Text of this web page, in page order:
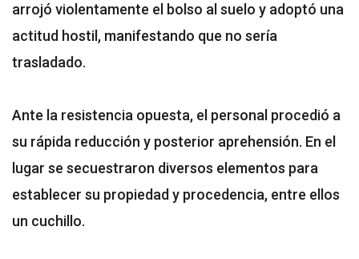
arrojó violentamente el bolso al suelo y adoptó una
actitud hostil, manifestando que no sería
trasladado.
Ante la resistencia opuesta, el personal procedió a
su rápida reducción y posterior aprehensión. En el
lugar se secuestraron diversos elementos para
establecer su propiedad y procedencia, entre ellos
un cuchillo.